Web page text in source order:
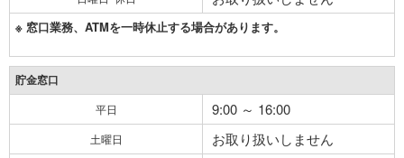
※ 窓口業務、ATMを一時休止する場合があります。
貯金窓口
平日 9:00 ～ 16:00
土曜日 お取り扱いしません